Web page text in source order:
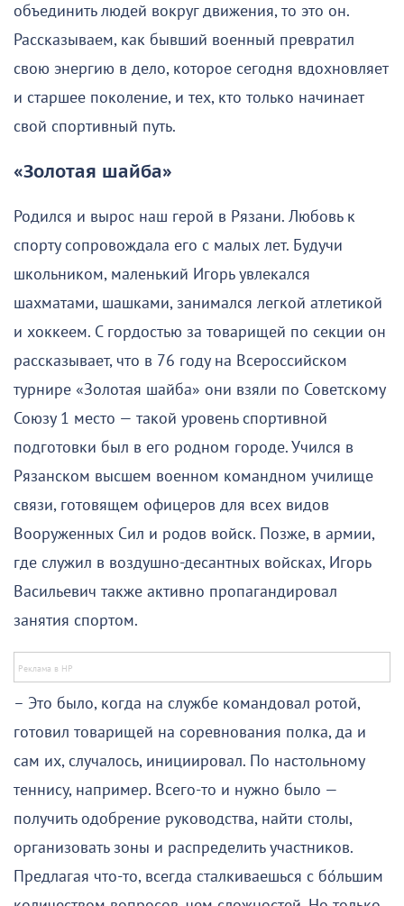
объединить людей вокруг движения, то это он.
Рассказываем, как бывший военный превратил
свою энергию в дело, которое сегодня вдохновляет
и старшее поколение, и тех, кто только начинает
свой спортивный путь.
«Золотая шайба»
Родился и вырос наш герой в Рязани. Любовь к
спорту сопровождала его с малых лет. Будучи
школьником, маленький Игорь увлекался
шахматами, шашками, занимался легкой атлетикой
и хоккеем. С гордостью за товарищей по секции он
рассказывает, что в 76 году на Всероссийском
турнире «Золотая шайба» они взяли по Советскому
Союзу 1 место — такой уровень спортивной
подготовки был в его родном городе. Учился в
Рязанском высшем военном командном училище
связи, готовящем офицеров для всех видов
Вооруженных Сил и родов войск. Позже, в армии,
где служил в воздушно-десантных войсках, Игорь
Васильевич также активно пропагандировал
занятия спортом.
– Это было, когда на службе командовал ротой,
готовил товарищей на соревнования полка, да и
сам их, случалось, инициировал. По настольному
теннису, например. Всего-то и нужно было —
получить одобрение руководства, найти столы,
организовать зоны и распределить участников.
Предлагая что-то, всегда сталкиваешься с бо́льшим